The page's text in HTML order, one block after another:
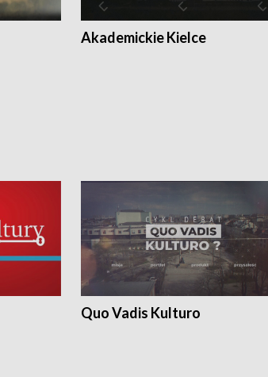
Akademickie Kielce
Quo Vadis Kulturo